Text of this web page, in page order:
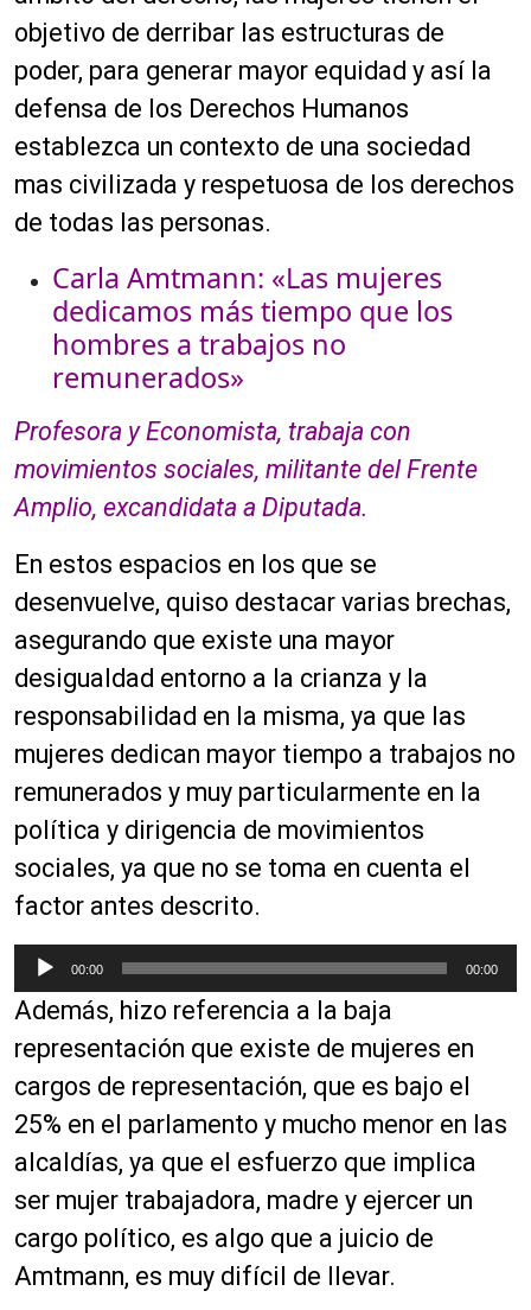
d
u
c
o
r
d
objetivo de derribar las estructuras de
poder, para generar mayor equidad y así la
defensa de los Derechos Humanos
establezca un contexto de una sociedad
mas civilizada y respetuosa de los derechos
de todas las personas.
Carla Amtmann: «Las mujeres
dedicamos más tiempo que los
hombres a trabajos no
remunerados»
Profesora y Economista, trabaja con
movimientos sociales, militante del Frente
Amplio, excandidata a Diputada.
En estos espacios en los que se
desenvuelve, quiso destacar varias brechas,
asegurando que existe una mayor
desigualdad entorno a la crianza y la
responsabilidad en la misma, ya que las
mujeres dedican mayor tiempo a trabajos no
remunerados y muy particularmente en la
política y dirigencia de movimientos
sociales, ya que no se toma en cuenta el
factor antes descrito.
e
p
r
d
u
c
o
r
d
00:00 00:00
Además, hizo referencia a la baja
representación que existe de mujeres en
cargos de representación, que es bajo el
25% en el parlamento y mucho menor en las
alcaldías, ya que el esfuerzo que implica
ser mujer trabajadora, madre y ejercer un
cargo político, es algo que a juicio de
Amtmann, es muy difícil de llevar.